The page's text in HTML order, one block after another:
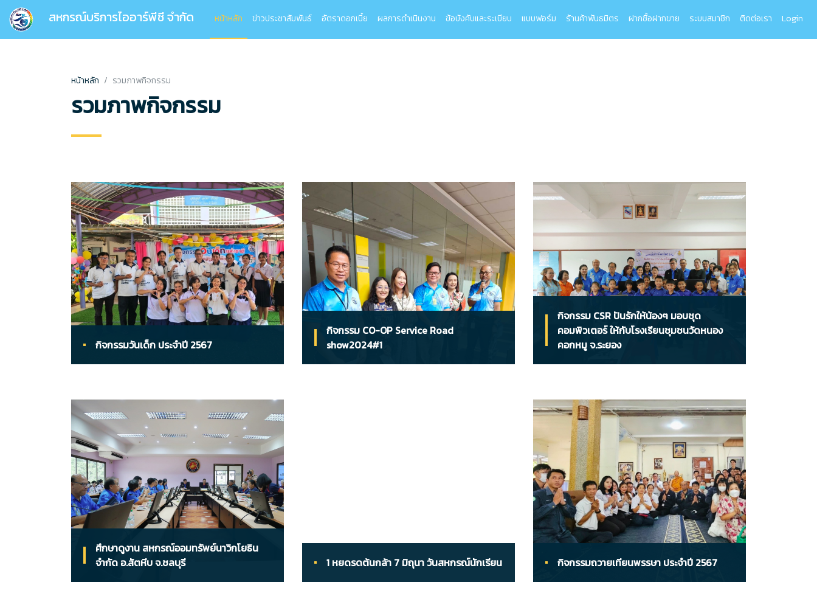
สหกรณ์บริการไออาร์พีซี จำกัด หน้าหลัก ข่าวประชาสัมพันธ์ อัตราดอกเบี้ย ผลการดำเนินงาน ข้อบังคับและระเบียบ แบบฟอร์ม ร้านค้าพันธมิตร ฝากซื้อฝากขาย ระบบสมาชิก ติดต่อเรา Login
หน้าหลัก รวมภาพกิจกรรม
รวมภาพกิจกรรม
กิจกรรมวันเด็ก ประจำปี 2567
กิจกรรม CO-OP Service Road
show2024#1
กิจกรรม CSR ปันรักให้น้องๆ มอบชุด
คอมพิวเตอร์ ให้กับโรงเรียนชุมชนวัดหนอง
คอกหมู จ.ระยอง
ศึกษาดูงาน สหกรณ์ออมทรัพย์นาวิกโยธิน
จำกัด อ.สัตหีบ จ.ชลบุรี
1 หยดรดต้นกล้า 7 มิถุนา วันสหกรณ์นักเรียน กิจกรรมถวายเทียนพรรษา ประจำปี 2567